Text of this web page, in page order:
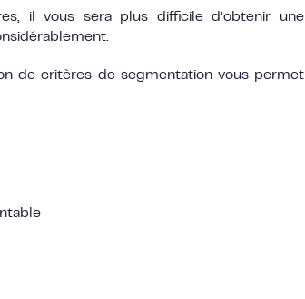
il vous sera plus difficile d’obtenir une
de critères de segmentation vous permet